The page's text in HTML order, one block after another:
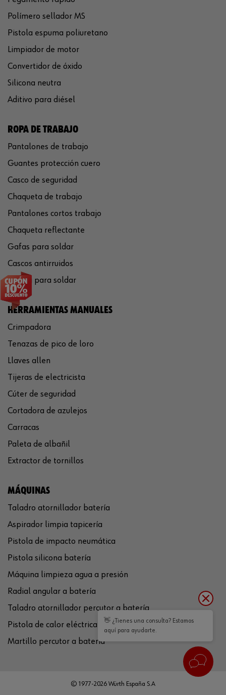
Polímero sellador MS
Pistola espuma poliuretano
Limpiador de motor
Convertidor de óxido
Silicona neutra
Aditivo para diésel
ROPA DE TRABAJO
Pantalones de trabajo
Guantes protección cuero
Casco de seguridad
Chaqueta de trabajo
Pantalones cortos trabajo
Chaqueta reflectante
Gafas para soldar
Cascos antirruidos
Careta para soldar
HERRAMIENTAS MANUALES
Crimpadora
Tenazas de pico de loro
Llaves allen
Tijeras de electricista
Cúter de seguridad
Cortadora de azulejos
Carracas
Paleta de albañil
Extractor de tornillos
MÁQUINAS
Taladro atornillador batería
Aspirador limpia tapicería
Pistola de impacto neumática
Pistola silicona batería
Máquina limpieza agua a presión
Radial angular a batería
Taladro atornillador percutor a batería
Pistola de calor eléctrica
Martillo percutor a batería
© 1977-2026 Würth España S.A
👋 ¿Tienes una consulta? Estamos
aquí para ayudarte.